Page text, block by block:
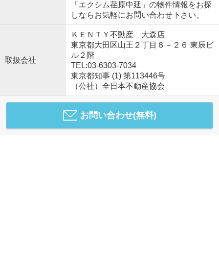
「エクシム荏原中延」の物件情報をお探
しならお気軽にお問い合わせ下さい。
取扱会社
ＫＥＮＴＹ不動産 大森店
東京都大田区山王２丁目８－２６ 東辰ビ
ル２階
TEL:03-6303-7034
東京都知事 (1) 第113446号
（公社）全日本不動産協会
お問い合わせ(無料)